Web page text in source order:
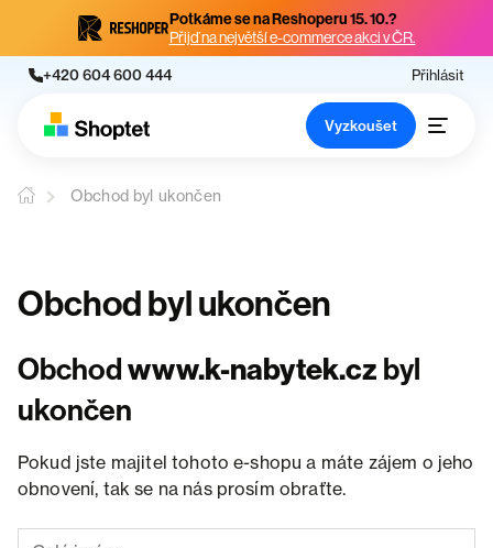
Potkáme se na Reshoperu 15. 10.?
Přijď na největší e-commerce akci v ČR.
+420 604 600 444 Přihlásit
Vyzkoušet
Obchod byl ukončen
Obchod byl ukončen
Obchodwww.k-nabytek.cz byl
ukončen
Pokud jste majitel tohoto e-shopu a máte zájem o jeho
obnovení, tak se na nás prosím obraťte.